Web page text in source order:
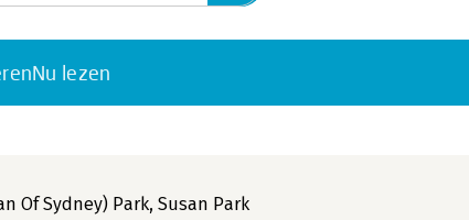
Nu lezen
Of Sydney) Park,Susan Park
Personen